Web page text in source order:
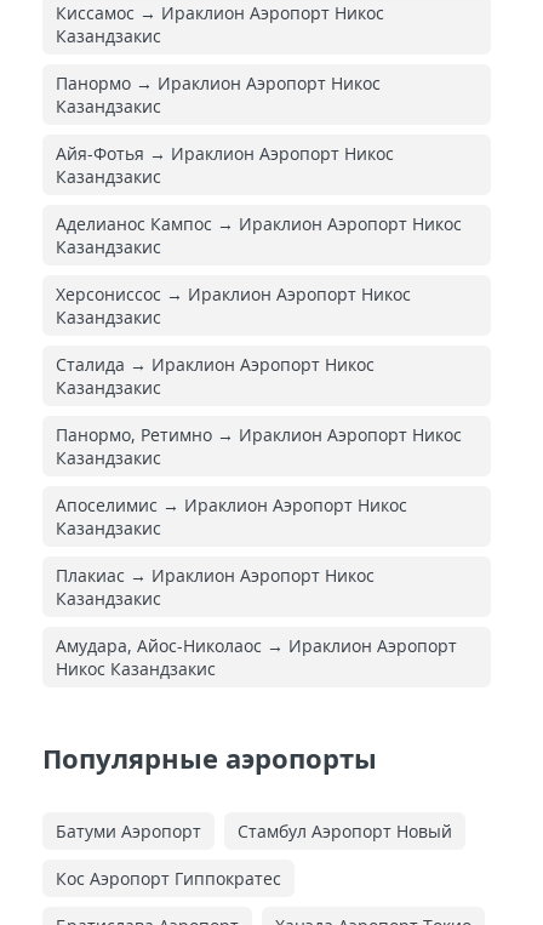
Киссамос → Ираклион Аэропорт Никос
Казандзакис
Панормо → Ираклион Аэропорт Никос
Казандзакис
Айя-Фотья → Ираклион Аэропорт Никос
Казандзакис
Аделианос Кампос → Ираклион Аэропорт Никос
Казандзакис
Херсониссос → Ираклион Аэропорт Никос
Казандзакис
Сталида → Ираклион Аэропорт Никос
Казандзакис
Панормо, Ретимно → Ираклион Аэропорт Никос
Казандзакис
Апоселимис → Ираклион Аэропорт Никос
Казандзакис
Плакиас → Ираклион Аэропорт Никос
Казандзакис
Амудара, Айос-Николаос → Ираклион Аэропорт
Никос Казандзакис
Популярные аэропорты
Батуми Аэропорт Стамбул Аэропорт Новый
Кос Аэропорт Гиппократес